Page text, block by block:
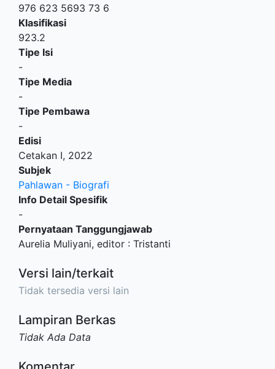
976 623 5693 73 6
Klasifikasi
923.2
Tipe Isi
-
Tipe Media
-
Tipe Pembawa
-
Edisi
Cetakan I, 2022
Subjek
Pahlawan - Biografi
Info Detail Spesifik
-
Pernyataan Tanggungjawab
Aurelia Muliyani, editor : Tristanti
Versi lain/terkait
Tidak tersedia versi lain
Lampiran Berkas
Tidak Ada Data